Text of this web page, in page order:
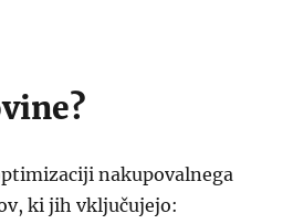
nakupovalnega
ki jih vključujejo: